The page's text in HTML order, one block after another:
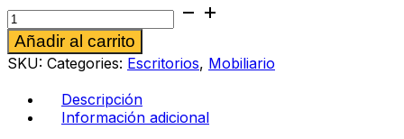
Escritorio
metálico
pedestales
1.50
arena
cantidad
Añadir al carrito
SKU: Categories: Escritorios, Mobiliario
Descripción
Información adicional